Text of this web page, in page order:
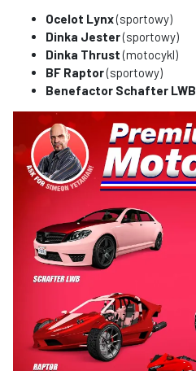
Ocelot Lynx(sportowy)
Dinka Jester(sportowy)
Dinka Thrust(motocykl)
BF Raptor(sportowy)
Benefactor Schafter LWB